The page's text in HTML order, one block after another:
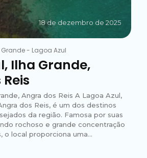
18 de dezembro de 2025
- Lagoa Azul
Ilha Grande,
Angra dos Reis A Lagoa Azul,
dos Reis, é um dos destinos
da região. Famosa por suas
rochoso e grande concentração
o local proporciona uma...